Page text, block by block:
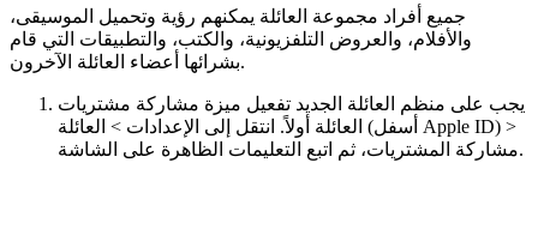
جميع أفراد مجموعة العائلة يمكنهم رؤية وتحميل الموسيقى،
والأفلام، والعروض التلفزيونية، والكتب، والتطبيقات التي قام
بشرائها أعضاء العائلة الآخرون.
يجب على منظم العائلة الجديد تفعيل ميزة مشاركة مشتريات
العائلة أولاً. انتقل إلى الإعدادات > العائلة (أسفل Apple ID) >
مشاركة المشتريات، ثم اتبع التعليمات الظاهرة على الشاشة.